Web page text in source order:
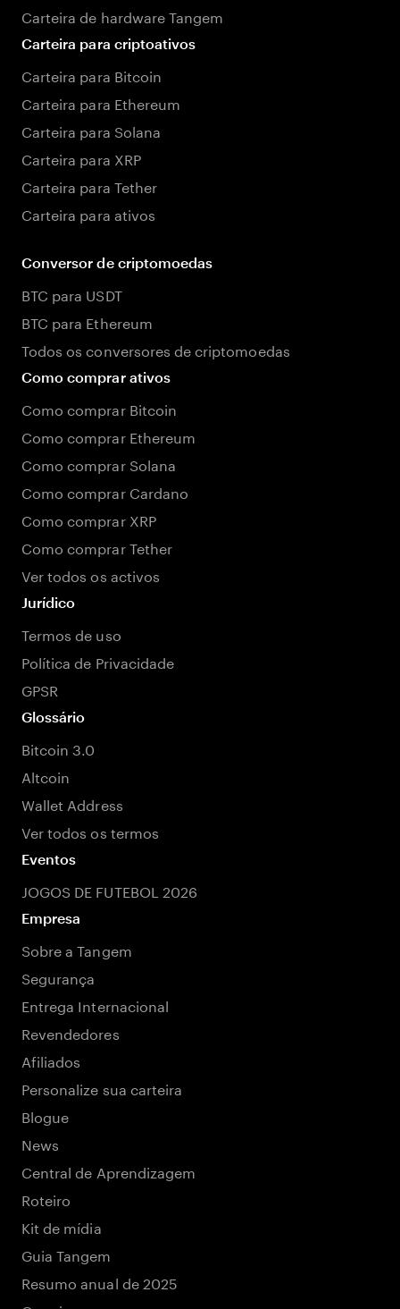
Carteira de hardware Tangem
Carteira para criptoativos
Carteira para Bitcoin
Carteira para Ethereum
Carteira para Solana
Carteira para XRP
Carteira para Tether
Carteira para ativos
Conversor de criptomoedas
BTC para USDT
BTC para Ethereum
Todos os conversores de criptomoedas
Como comprar ativos
Como comprar Bitcoin
Como comprar Ethereum
Como comprar Solana
Como comprar Cardano
Como comprar XRP
Como comprar Tether
Ver todos os activos
Jurídico
Termos de uso
Política de Privacidade
GPSR
Glossário
Bitcoin 3.0
Altcoin
Wallet Address
Ver todos os termos
Eventos
JOGOS DE FUTEBOL 2026
Empresa
Sobre a Tangem
Segurança
Entrega Internacional
Revendedores
Afiliados
Personalize sua carteira
Blogue
News
Central de Aprendizagem
Roteiro
Kit de mídia
Guia Tangem
Resumo anual de 2025